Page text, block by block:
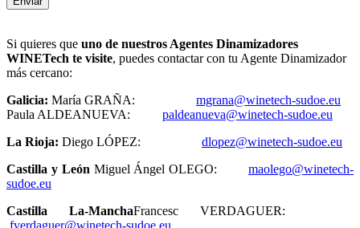
Si quieres que uno de nuestros Agentes Dinamizadores
WINETech te visite, puedes contactar con tu Agente Dinamizador
más cercano:
Galicia: María GRAÑA: mgrana@winetech-sudoe.eu
Paula ALDEANUEVA: paldeanueva@winetech-sudoe.eu
La Rioja: Diego LÓPEZ: dlopez@winetech-sudoe.eu
Castilla y León Miguel Ángel OLEGO:maolego@winetech-
sudoe.eu
Castilla La-ManchaFrancesc VERDAGUER:
fverdaguer@winetech-sudoe.eu